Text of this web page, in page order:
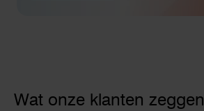
Wat onze klanten zeggen